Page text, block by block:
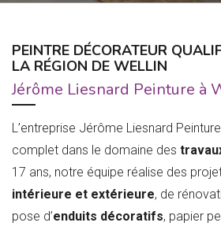
PEINTRE DÉCORATEUR
LA RÉGION DE WELLIN
Jérôme Liesnard Peinture à
L’entreprise Jérôme Liesnard
complet dans le domaine des
17 ans, notre équipe réalise des
intérieure et extérieure, de
pose d’enduits décoratifs, papier